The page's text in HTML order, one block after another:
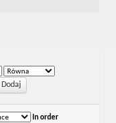
In order